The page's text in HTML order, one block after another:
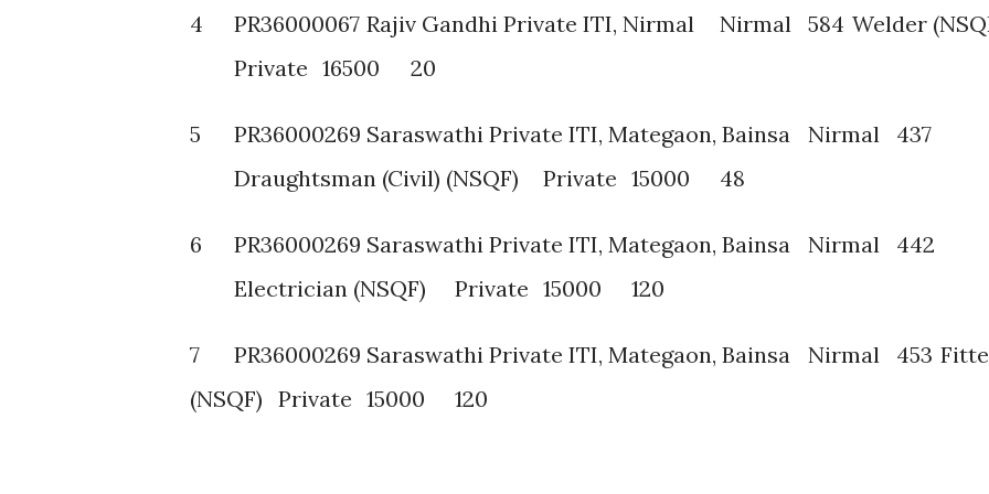
4 PR36000067 Rajiv Gandhi Private ITI, Nirmal Nirmal 584 Welder
Private 16500 20
5 PR36000269 Saraswathi Private ITI, Mategaon, Bainsa Nirmal
437
Draughtsman (Civil) (NSQF)
Private 15000 48
6 PR36000269 Saraswathi Private ITI, Mategaon, Bainsa Nirmal
442
Electrician (NSQF)
Private 15000 120
7 PR36000269 Saraswathi Private ITI, Mategaon, Bainsa Nirmal 453
(NSQF) Private 15000 120